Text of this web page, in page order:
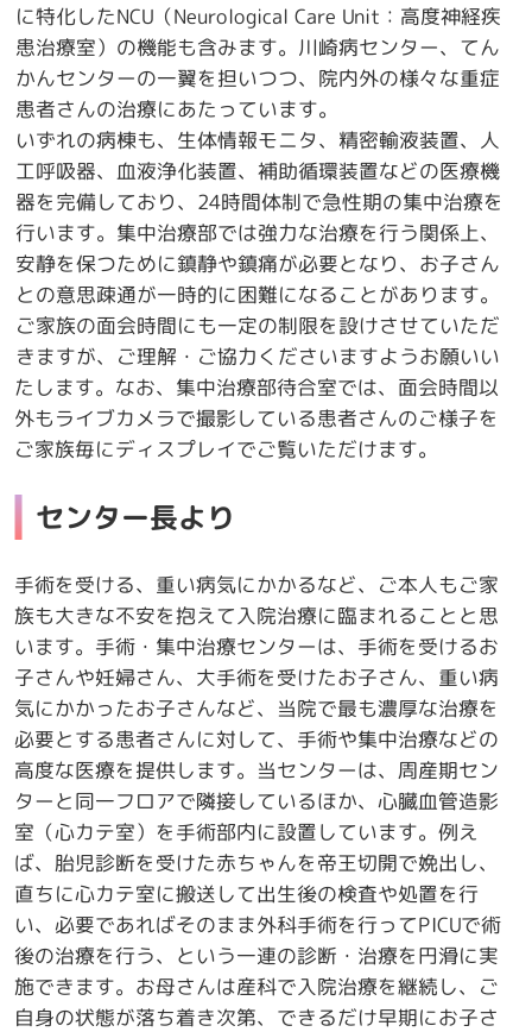
に特化したNCU（Neurological Care Unit：高度神経疾
患治療室）の機能も含みます。川崎病センター、てん
かんセンターの一翼を担いつつ、院内外の様々な重症
患者さんの治療にあたっています。
いずれの病棟も、生体情報モニタ、精密輸液装置、人
工呼吸器、血液浄化装置、補助循環装置などの医療機
器を完備しており、24時間体制で急性期の集中治療を
行います。集中治療部では強力な治療を行う関係上、
安静を保つために鎮静や鎮痛が必要となり、お子さん
との意思疎通が一時的に困難になることがあります。
ご家族の面会時間にも一定の制限を設けさせていただ
きますが、ご理解・ご協力くださいますようお願いい
たします。なお、集中治療部待合室では、面会時間以
外もライブカメラで撮影している患者さんのご様子を
ご家族毎にディスプレイでご覧いただけます。
センター長より
手術を受ける、重い病気にかかるなど、ご本人もご家
族も大きな不安を抱えて入院治療に臨まれることと思
います。手術・集中治療センターは、手術を受けるお
子さんや妊婦さん、大手術を受けたお子さん、重い病
気にかかったお子さんなど、当院で最も濃厚な治療を
必要とする患者さんに対して、手術や集中治療などの
高度な医療を提供します。当センターは、周産期セン
ターと同一フロアで隣接しているほか、心臓血管造影
室（心カテ室）を手術部内に設置しています。例え
ば、胎児診断を受けた赤ちゃんを帝王切開で娩出し、
直ちに心カテ室に搬送して出生後の検査や処置を行
い、必要であればそのまま外科手術を行ってPICUで術
後の治療を行う、という一連の診断・治療を円滑に実
施できます。お母さんは産科で入院治療を継続し、ご
自身の状態が落ち着き次第、できるだけ早期にお子さ